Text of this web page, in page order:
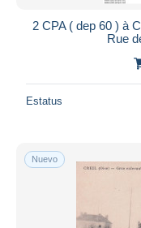
2 CPA ( dep 60 ) à
Rue
Estatus
Nuevo